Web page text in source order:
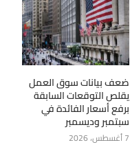
ضعف بيانات سوق العمل
يقلص التوقعات السابقة
برفع أسعار الفائدة في
سبتمبر وديسمبر
7 أغسطس، 2026